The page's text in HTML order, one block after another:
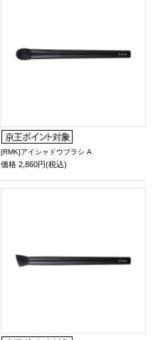
[RMK]アイシャドウブラシ A
価格 2,860円(税込)